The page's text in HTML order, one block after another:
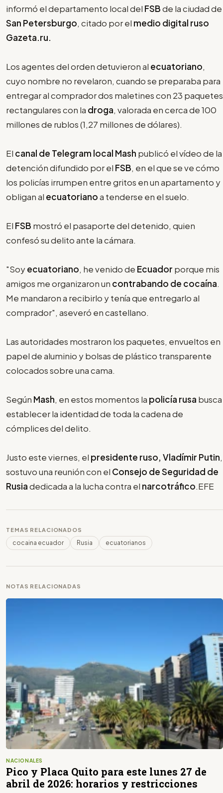
informó el departamento local del FSBde la ciudad de
San Petersburgo, citado por el medio digital ruso
Gazeta.ru.
Los agentes del orden detuvieron al ecuatoriano,
cuyo nombre no revelaron, cuando se preparaba para
entregar al comprador dos maletines con 23 paquetes
rectangulares con la droga, valorada en cerca de 100
millones de rublos (1,27 millones de dólares).
El canal de Telegram local Mash publicó el vídeo de la
detención difundido por el FSB, en el que se ve cómo
los policías irrumpen entre gritos en un apartamento y
obligan al ecuatorianoa tenderse en el suelo.
El FSB mostró el pasaporte del detenido, quien
confesó su delito ante la cámara.
"Soyecuatoriano, he venido de Ecuador porque mis
amigos me organizaron un contrabando de cocaína.
Me mandaron a recibirlo y tenía que entregarlo al
comprador", aseveró en castellano.
Las autoridades mostraron los paquetes, envueltos en
papel de aluminio y bolsas de plástico transparente
colocados sobre una cama.
Según Mash, en estos momentos la policía rusa busca
establecer la identidad de toda la cadena de
cómplices del delito.
Justo este viernes, el presidente ruso, Vladímir Putin,
sostuvo una reunión con el Consejo de Seguridad de
Rusiadedicada a la lucha contra el narcotráfico.EFE
TEMAS RELACIONADOS
cocaina ecuador Rusia ecuatorianos
NOTAS RELACIONADAS
NACIONALES
Pico y Placa Quito para este lunes 27 de
abril de 2026: horarios y restricciones